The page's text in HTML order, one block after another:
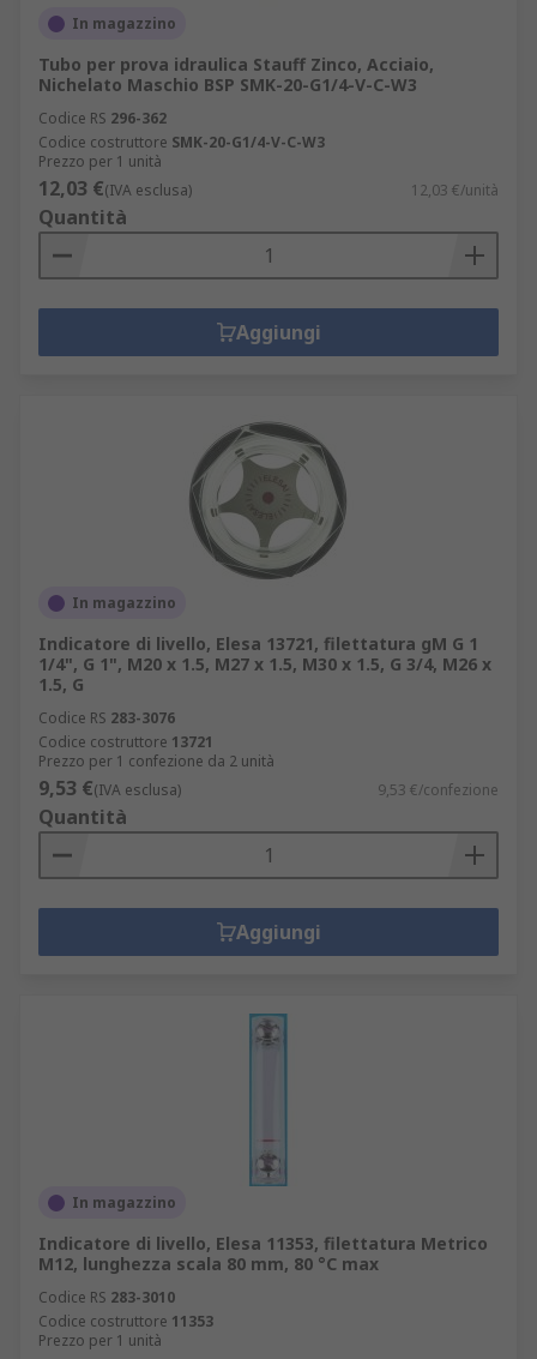
In magazzino
Tubo per prova idraulica Stauff Zinco, Acciaio,
Nichelato Maschio BSP SMK-20-G1/4-V-C-W3
Codice RS 296-362
Codice costruttore SMK-20-G1/4-V-C-W3
Prezzo per 1 unità
12,03 €(IVA esclusa) 12,03 €/unità
Quantità
Aggiungi
In magazzino
Indicatore di livello, Elesa 13721, filettatura gM G 1
1/4", G 1", M20 x 1.5, M27 x 1.5, M30 x 1.5, G 3/4, M26 x
1.5, G
Codice RS 283-3076
Codice costruttore 13721
Prezzo per 1 confezione da 2 unità
9,53 €(IVA esclusa) 9,53 €/confezione
Quantità
Aggiungi
In magazzino
Indicatore di livello, Elesa 11353, filettatura Metrico
M12, lunghezza scala 80 mm, 80 °C max
Codice RS 283-3010
Codice costruttore 11353
Prezzo per 1 unità